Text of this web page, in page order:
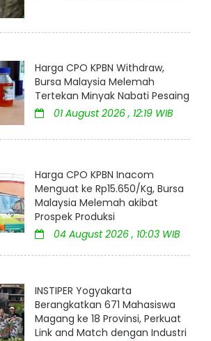
Harga CPO KPBN Withdraw,
Bursa Malaysia Melemah
Tertekan Minyak Nabati Pesaing
01 August 2026 , 12:19 WIB
Harga CPO KPBN Inacom
Menguat ke Rp15.650/Kg, Bursa
Malaysia Melemah akibat
Prospek Produksi
04 August 2026 , 10:03 WIB
INSTIPER Yogyakarta
Berangkatkan 671 Mahasiswa
Magang ke 18 Provinsi, Perkuat
Link and Match dengan Industri